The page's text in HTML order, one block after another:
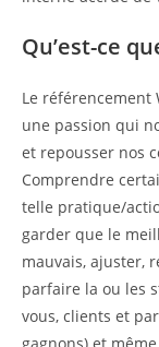
Qu’est-ce
Le référencement
une passion qui
et repousser nos
Comprendre
telle pratique/
garder que le
mauvais, ajuster,
parfaire la ou les
vous, clients et